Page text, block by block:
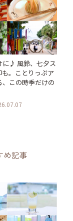
に♪ 風鈴、七夕ス
。ことりっぷア
、この時季だけの
め記事